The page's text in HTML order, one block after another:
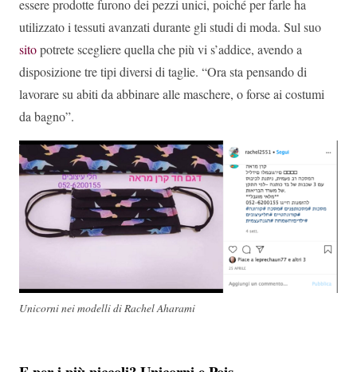
essere prodotte furono dei pezzi unici, poiché per farle ha
utilizzato i tessuti avanzati durante gli studi di moda. Sul suo
sitopotrete scegliere quella che più vi s’addice, avendo a
disposizione tre tipi diversi di taglie. “Ora sta pensando di
lavorare su abiti da abbinare alle maschere, o forse ai costumi
da bagno”.
Unicorni nei modelli di Rachel Aharami